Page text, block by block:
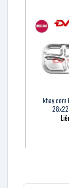
khay cơm